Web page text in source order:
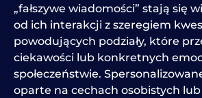
„fałszywe wiadomości” stają się
od ich interakcji z szeregiem
powodujących podziały, które
ciekawości lub konkretnych
społeczeństwie.
oparte na cechach osobistych lub